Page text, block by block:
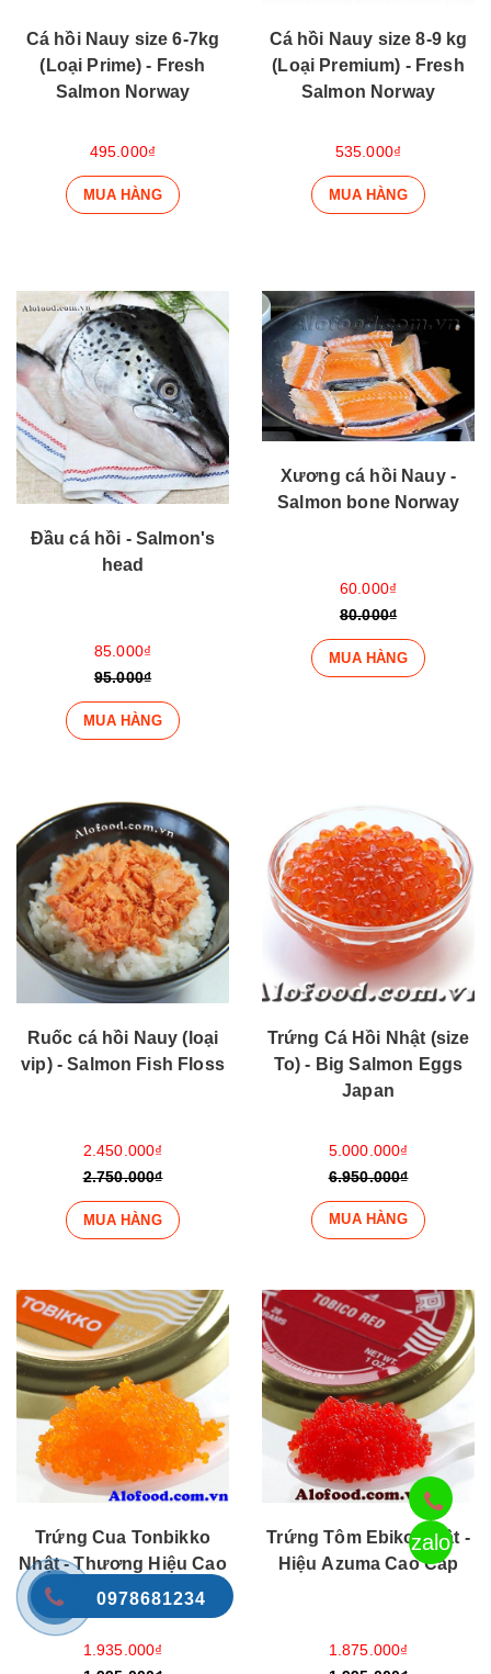
Cá hồi Nauy size 6-7kg
(Loại Prime) - Fresh
Salmon Norway
495.000₫
MUA HÀNG
Cá hồi Nauy size 8-9 kg
(Loại Premium) - Fresh
Salmon Norway
535.000₫
MUA HÀNG
Đầu cá hồi - Salmon's
head
85.000₫
95.000₫
MUA HÀNG
Xương cá hồi Nauy -
Salmon bone Norway
60.000₫
80.000₫
MUA HÀNG
Ruốc cá hồi Nauy (loại
vip) - Salmon Fish Floss
2.450.000₫
2.750.000₫
MUA HÀNG
Trứng Cá Hồi Nhật (size
To) - Big Salmon Eggs
Japan
5.000.000₫
6.950.000₫
MUA HÀNG
Trứng Cua Tonbikko
Nhật - Thương Hiệu Cao
Cấp Azuma
1.935.000₫
Trứng Tôm Ebiko Nhật -
Hiệu Azuma Cao Cấp
1.875.000₫
zalo
0978681234